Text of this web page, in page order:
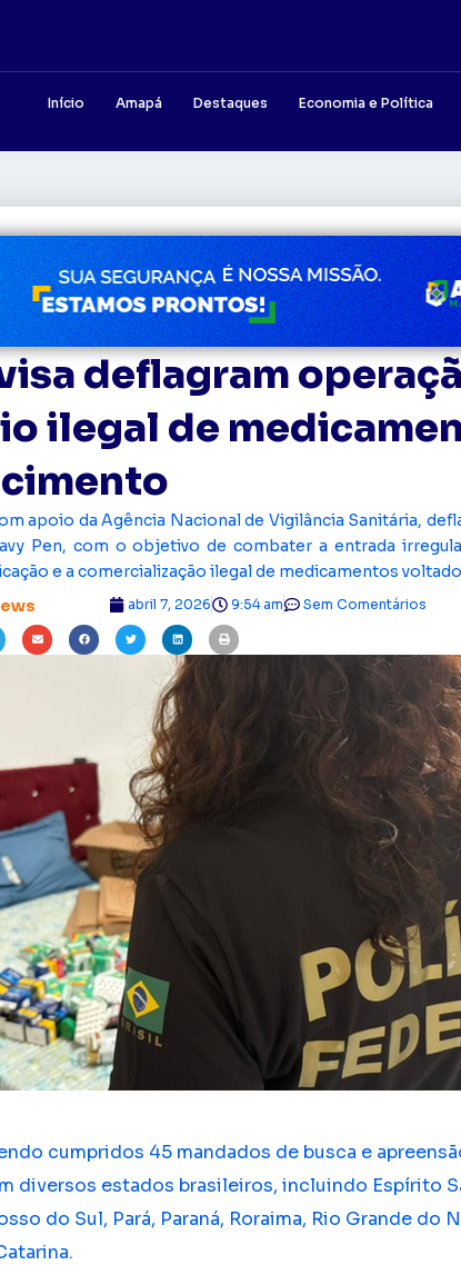
Início Amapá Destaques Economia e Política
deflagram
ilegal de
apoio da Agência Nacional de Vigilância Sanitária,
Pen, com o objetivo de combater a entrada
e a comercialização ilegal de medicamentos
abril 7, 2026 9:54 am
Sem Comentários
cumpridos 45 mandados de busca e
diversos estados brasileiros, incluindo Espírito
do Sul, Pará, Paraná, Roraima, Rio Grande do